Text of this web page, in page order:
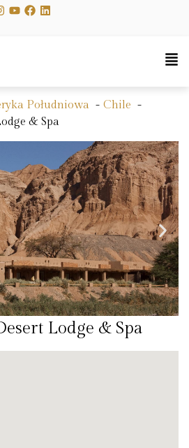
Południowa
Chile
& Spa
Lodge & Spa